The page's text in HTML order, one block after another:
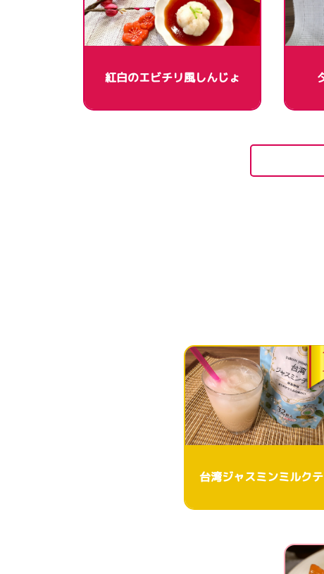
紅白のエビチリ風しんじょ
台湾ジャスミンミルク